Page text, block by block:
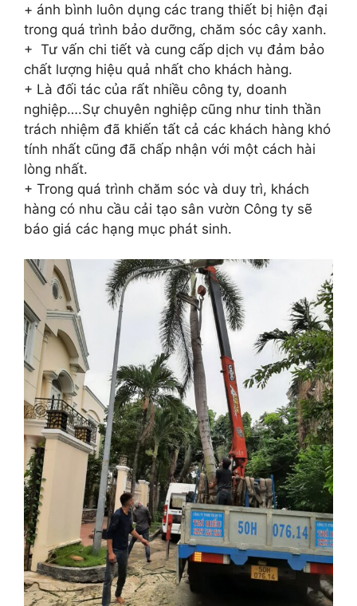
+ ánh bình luôn dụng các trang thiết bị hiện đại
trong quá trình bảo dưỡng, chăm sóc cây xanh.
+ Tư vấn chi tiết và cung cấp dịch vụ đảm bảo
chất lượng hiệu quả nhất cho khách hàng.
+ Là đối tác của rất nhiều công ty, doanh
nghiệp….Sự chuyên nghiệp cũng như tinh thần
trách nhiệm đã khiến tất cả các khách hàng khó
tính nhất cũng đã chấp nhận với một cách hài
lòng nhất.
+ Trong quá trình chăm sóc và duy trì, khách
hàng có nhu cầu cải tạo sân vườn Công ty sẽ
báo giá các hạng mục phát sinh.